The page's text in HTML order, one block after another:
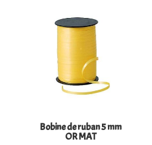
Bobine de ruban 5 mm
OR MAT